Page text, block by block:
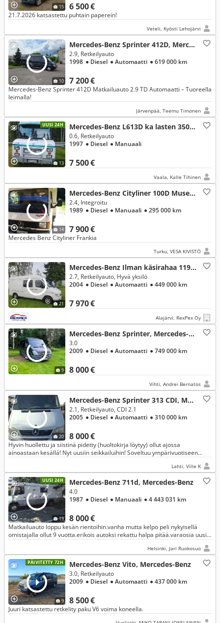
15 6 500 €
21.7.2026 katsastettu puhtain paperein!
Veteli, Kyösti Lehojärvi
10
Mercedes-Benz Sprinter 412D, Mercedes-Benz
7 200 €
2.9, Retkeilyauto
1998 ● Diesel ● Automaatti ● 619 000 km
Mercedes-Benz Sprinter 412D Matkailuauto 2.9 TD Automaatti – Tuoreella
leimalla!
Järvenpää, Teemu Timonen
UUSI 24H
13
Mercedes-Benz L613D ka lasten 3500, Mercedes-Benz
7 500 €
0.6, Retkeilyauto
1997 ● Diesel ● Manuaali
Vaala, Kalle Tihinen
14
Mercedes-Benz Cityliner 100D Museo auto, Mercedes-Benz
7 900 €
2.4, Integroitu
1989 ● Diesel ● Manuaali ● 295 000 km
Mercedes Benz Cityliner Frankia
Turku, VESA KIVISTÖ
21
Mercedes-Benz Ilman käsirahaa 119e kk, Mercedes-Benz
7 970 €
2.7, Retkeilyauto, Hyvä yksilö
2004 ● Diesel ● Automaatti ● 449 000 km
Alajärvi, RexPex Oy
9
Mercedes-Benz Sprinter, Mercedes-Benz
8 000 €
3.0
2009 ● Diesel ● Automaatti ● 749 000 km
Vihti, Andrei Bernatos
20
Mercedes-Benz Sprinter 313 CDI, Mercedes-Benz
8 000 €
2.1, Retkeilyauto, CDI 2.1
2005 ● Diesel ● Automaatti ● 310 000 km
Hyvin huollettu ja siistinä pidetty (huoltokirja löytyy) ollut ajossa
ainoastaan kesällä! Nyt uusiin seikkailuihin! Soveltuu ympärivuotiseen
Lahti, Ville K
UUSI 24H
19
Mercedes-Benz 711d, Mercedes-Benz
8 000 €
4.0
1987 ● Diesel ● Manuaali ● 4 443 031 km
Matkailuauto loppu kesän rientoihin.vanha mutta kelpo peli nykyisellä
omistajalla ollut 9 vuotta.erikois autoksi rekattu halpa pitää.varaosia uusia
Helsinki, Jari Ruokosuo
PÄIVITETTY 72H
9
Mercedes-Benz Vito, Mercedes-Benz
8 500 €
3.0, Retkeilyauto
2009 ● Diesel ● Automaatti ● 437 000 km
Juuri katsastettu retkelity paku V6 voima koneella.